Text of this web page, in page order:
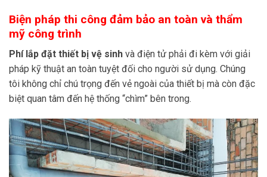
Biện pháp thi công đảm bảo an toàn và thẩm
mỹ công trình
Phí lắp đặt thiết bị vệ sinh và điện tử phải đi kèm với giải
pháp kỹ thuật an toàn tuyệt đối cho người sử dụng. Chúng
tôi không chỉ chú trọng đến vẻ ngoài của thiết bị mà còn đặc
biệt quan tâm đến hệ thống “chìm” bên trong.